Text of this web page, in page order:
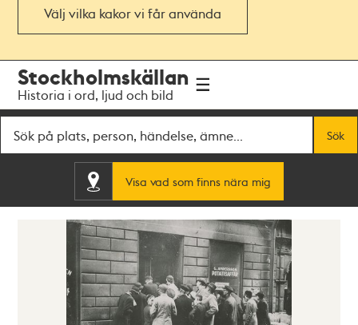
Välj vilka kakor vi får använda
navigationen
huvudinnehållet
Stockholmskällan
Historia i ord, ljud och bild
Sök
Visa vad som finns nära mig